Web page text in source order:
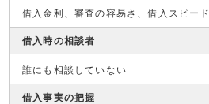
借入金利、審査の容易さ、借入スピード
借入時の相談者
誰にも相談していない
借入事実の把握